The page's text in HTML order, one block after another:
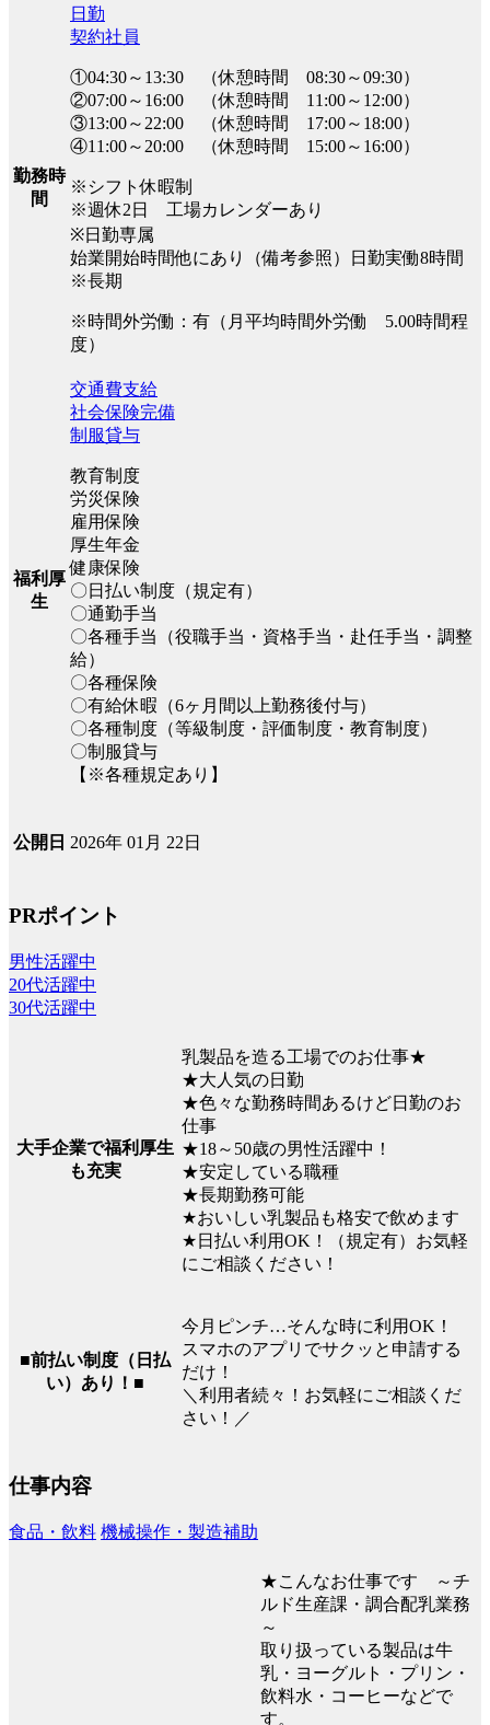
勤務時
間
日勤
契約社員
①04:30～13:30 （休憩時間 08:30～09:30）
②07:00～16:00 （休憩時間 11:00～12:00）
③13:00～22:00 （休憩時間 17:00～18:00）
④11:00～20:00 （休憩時間 15:00～16:00）
※シフト休暇制
※週休2日 工場カレンダーあり
※日勤専属
始業開始時間他にあり（備考参照）日勤実働8時間
※長期
※時間外労働：有（月平均時間外労働 5.00時間程
度）
福利厚
生
交通費支給
社会保険完備
制服貸与
教育制度
労災保険
雇用保険
厚生年金
健康保険
〇日払い制度（規定有）
〇通勤手当
〇各種手当（役職手当・資格手当・赴任手当・調整
給）
〇各種保険
〇有給休暇（6ヶ月間以上勤務後付与）
〇各種制度（等級制度・評価制度・教育制度）
〇制服貸与
【※各種規定あり】
公開日 2026年 01月 22日
PRポイント
男性活躍中
20代活躍中
30代活躍中
大手企業で福利厚生
も充実
乳製品を造る工場でのお仕事★
★大人気の日勤
★色々な勤務時間あるけど日勤のお
仕事
★18～50歳の男性活躍中！
★安定している職種
★長期勤務可能
★おいしい乳製品も格安で飲めます
★日払い利用OK！（規定有）お気軽
にご相談ください！
■前払い制度（日払
い）あり！■
今月ピンチ…そんな時に利用OK！
スマホのアプリでサクッと申請する
だけ！
＼利用者続々！お気軽にご相談くだ
さい！／
仕事内容
食品・飲料 機械操作・製造補助
★こんなお仕事です ～チ
ルド生産課・調合配乳業務
～
取り扱っている製品は牛
乳・ヨーグルト・プリン・
飲料水・コーヒーなどで
す。